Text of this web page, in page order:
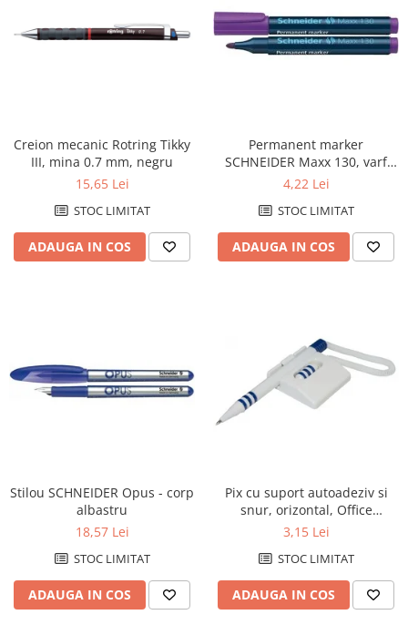
Creion mecanic Rotring Tikky
III, mina 0.7 mm, negru
15,65 Lei
STOC LIMITAT
ADAUGA IN COS
Permanent marker
SCHNEIDER Maxx 130, varf
rotund 1-3mm - violet
4,22 Lei
STOC LIMITAT
ADAUGA IN COS
Stilou SCHNEIDER Opus - corp
albastru
18,57 Lei
STOC LIMITAT
ADAUGA IN COS
Pix cu suport autoadeziv si
snur, orizontal, Office
Products - corp alb/albastru -
3,15 Lei
STOC LIMITAT
ADAUGA IN COS